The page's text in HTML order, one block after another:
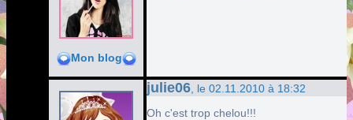
Mon blog
julie06 , le 02.11.2010 à 18:32
Oh c'est trop chelou!!!